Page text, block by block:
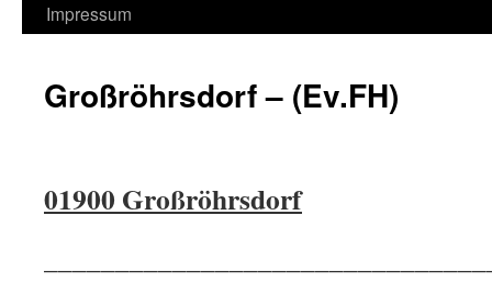
Impressum
Großröhrsdorf – (Ev.FH)
01900 Großröhrsdorf